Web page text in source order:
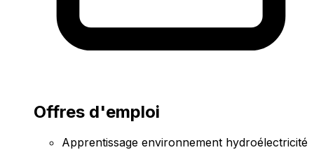
Offres d'emploi
Apprentissage environnement hydroélectricité